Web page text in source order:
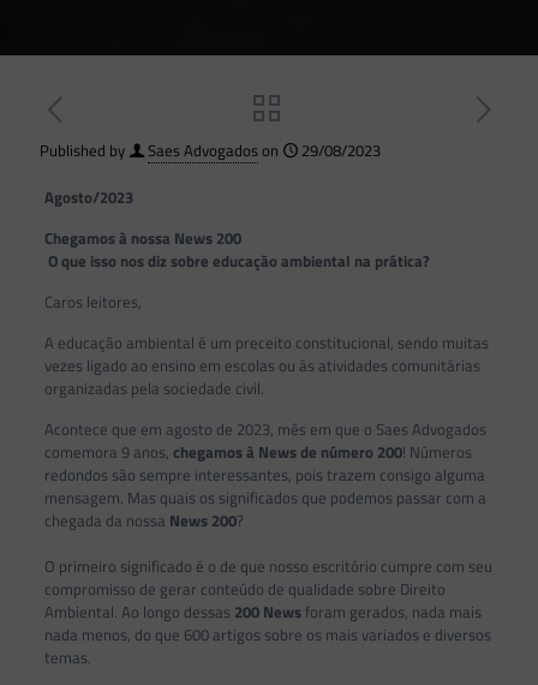
Published by Saes Advogadoson
29/08/2023
Agosto/2023
Chegamos à nossa News 200
O que isso nos diz sobre educação ambiental na prática?
Caros leitores,
A educação ambiental é um preceito constitucional, sendo muitas
vezes ligado ao ensino em escolas ou às atividades comunitárias
organizadas pela sociedade civil.
Acontece que em agosto de 2023, mês em que o Saes Advogados
comemora 9 anos, chegamos à News de número 200! Números
redondos são sempre interessantes, pois trazem consigo alguma
mensagem. Mas quais os significados que podemos passar com a
chegada da nossa News 200?
O primeiro significado é o de que nosso escritório cumpre com seu
compromisso de gerar conteúdo de qualidade sobre Direito
Ambiental. Ao longo dessas 200 Newsforam gerados, nada mais
nada menos, do que 600 artigos sobre os mais variados e diversos
temas.